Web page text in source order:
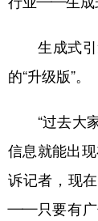
四川
陕西
新疆
多语种频道
English
生成式引擎
的“升级版”。
“过去大家
信息就能出
诉记者，现
——只要有广